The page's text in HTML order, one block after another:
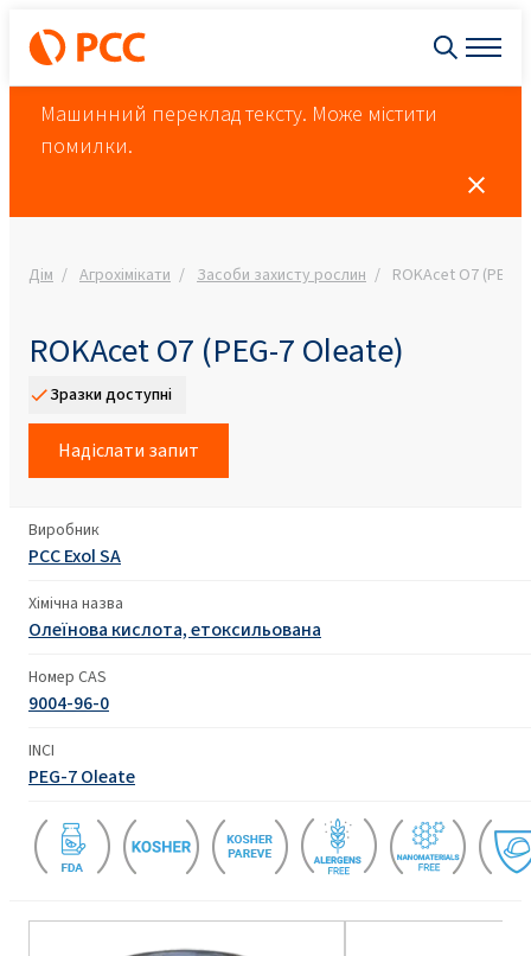
Машинний переклад тексту. Може містити
помилки.
Дім Агрохімікати Засоби захисту рослин ROKAcet O7 (PEG-
ROKAcet O7 (PEG-7 Oleate)
Зразки доступні
Надіслати запит
Виробник
PCC Exol SA
Хімічна назва
Олеїнова кислота, етоксильована
Номер CAS
9004-96-0
INCI
PEG-7 Oleate